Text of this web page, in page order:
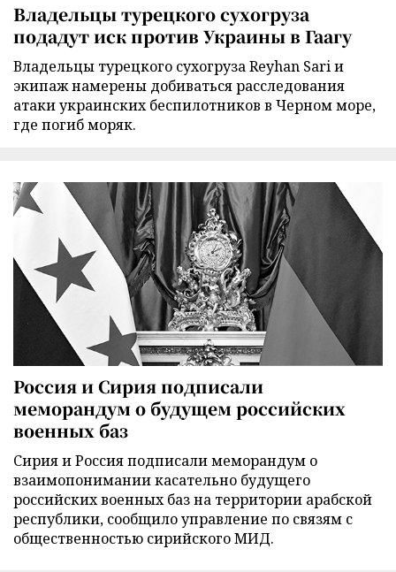
Владельцы турецкого сухогруза
подадут иск против Украины в Гаагу
Владельцы турецкого сухогруза Reyhan Sari и
экипаж намерены добиваться расследования
атаки украинских беспилотников в Черном море,
где погиб моряк.
Россия и Сирия подписали
меморандум о будущем российских
военных баз
Сирия и Россия подписали меморандум о
взаимопонимании касательно будущего
российских военных баз на территории арабской
республики, сообщило управление по связям с
общественностью сирийского МИД.